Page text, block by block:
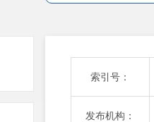
索引号：
发布机构：